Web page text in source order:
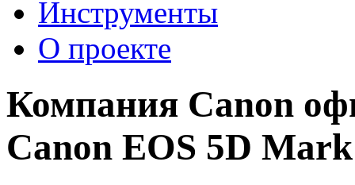
Инструменты
О проекте
Компания Canon
Canon EOS 5D